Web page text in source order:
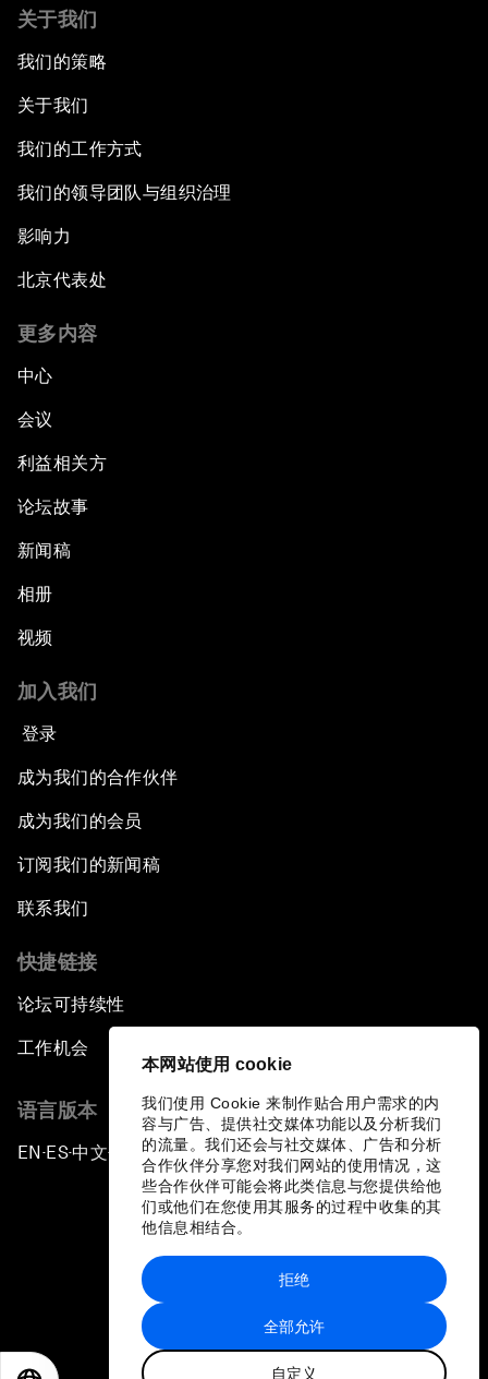
本网站使用 cookie
我们使用 Cookie 来制作贴合用户需求的内
容与广告、提供社交媒体功能以及分析我们
的流量。我们还会与社交媒体、广告和分析
合作伙伴分享您对我们网站的使用情况，这
些合作伙伴可能会将此类信息与您提供给他
们或他们在您使用其服务的过程中收集的其
他信息相结合。
全部允许
自定义
拒绝
关于我们
我们的策略
关于我们
我们的工作方式
我们的领导团队与组织治理
影响力
北京代表处
更多内容
中心
会议
利益相关方
论坛故事
新闻稿
相册
视频
加入我们
登录
成为我们的合作伙伴
成为我们的会员
订阅我们的新闻稿
联系我们
快捷链接
论坛可持续性
工作机会
语言版本
EN ▪ES▪中文▪ 日本語
站点地图